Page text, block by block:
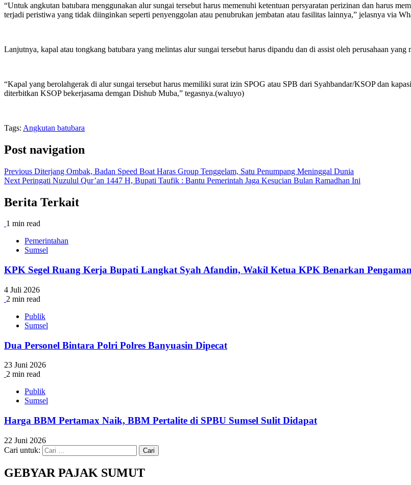
“Untuk angkutan batubara menggunakan alur sungai tersebut harus memenuhi ketentuan persyaratan perizinan dan harus
terjadi peristiwa yang tidak diinginkan seperti penyenggolan atau penubrukan jembatan atau fasilitas lainnya,” jelasnya via
Lanjutnya, kapal atau tongkang batubara yang melintas alur sungai tersebut harus dipandu dan di assist oleh perusahaan
“Kapal yang berolahgerak di alur sungai tersebut harus memiliki surat izin SPOG atau SPB dari Syahbandar/KSOP dan
diterbitkan KSOP bekerjasama demgan Dishub Muba,” tegasnya.(waluyo)
Tags: Angkutan batubara
Post navigation
Previous Diterjang Ombak, Badan Speed Boat Haras Group Tenggelam, Satu Penumpang Meninggal Dunia
Next Peringati Nuzulul Qur’an 1447 H, Bupati Taufik : Bantu Pemerintah Jaga Kesucian Bulan Ramadhan Ini
Berita Terkait
1 min read
Pemerintahan
Sumsel
KPK Segel Ruang Kerja Bupati Langkat Syah Afandin, Wakil Ketua KPK Benarkan
4 Juli 2026
2 min read
Publik
Sumsel
Dua Personel Bintara Polri Polres Banyuasin Dipecat
23 Juni 2026
2 min read
Publik
Sumsel
Harga BBM Pertamax Naik, BBM Pertalite di SPBU Sumsel Sulit Didapat
22 Juni 2026
Cari untuk:
GEBYAR PAJAK SUMUT